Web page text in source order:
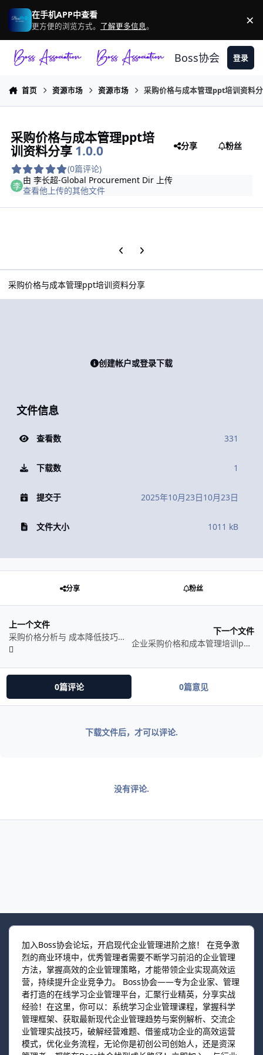
跳转到帖子
在手机APP中查看
更方便的浏览方式。 了解更多信息。 ×
Boss协会 登录
首页 资源市场 资源市场 采购价格与成本管理ppt培训资料
采购价格与成本管理ppt培
训资料分享 1.0.0
(0篇评论)
分享 粉丝
由李长超-Global Procurement Dir 上传
查看他上传的其他文件
上一张轮播幻灯片
下一张轮播幻灯片
采购价格与成本管理ppt培训资料分享
创建帐户或登录下载
文件信息
查看数 331
下载数 1
提交于 2025年10月23日10月23日
文件大小 1011 kB
分享 粉丝
上一个文件
采购价格分析与 成本降低技巧资料分享
下一个文件
企业采购价格和成本管理培训ppt资料分享---续
0篇评论 0篇意见
下载文件后，才可以评论.
没有评论.
加入Boss协会论坛，开启现代企业管理进阶之旅！ 在竞争激
烈的商业环境中，优秀管理者需要不断学习前沿的企业管理
方法，掌握高效的企业管理策略，才能带领企业实现高效运
营，持续提升企业竞争力。 Boss协会——专为企业家、管理
者打造的在线学习企业管理平台，汇聚行业精英，分享实战
经验！在这里，你可以：系统学习企业管理课程，掌握科学
管理框架、获取最新现代企业管理趋势与案例解析、交流企
业管理实战技巧，破解经营难题、借鉴成功企业的高效运营
模式，优化业务流程，无论你是初创公司创始人，还是资深